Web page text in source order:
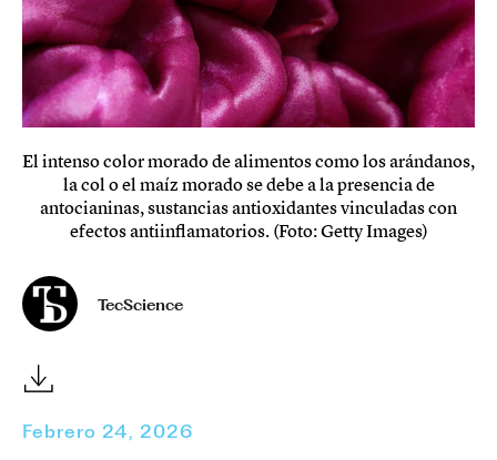
El intenso color morado de alimentos como los arándanos,
la col o el maíz morado se debe a la presencia de
antocianinas, sustancias antioxidantes vinculadas con
efectos antiinflamatorios. (Foto: Getty Images)
TecScience
Febrero 24, 2026